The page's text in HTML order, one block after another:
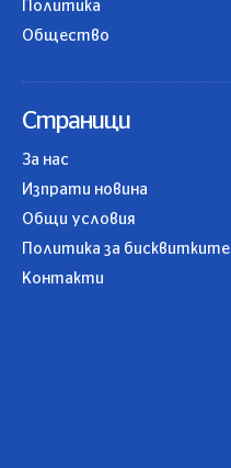
Политика
Общество
Страници
За нас
Изпрати новина
Общи условия
Политика за бисквитките
Контакти